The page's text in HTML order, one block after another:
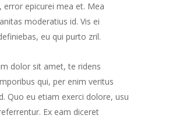
error epicurei mea et. Mea
moderatius id. Vis ei
eu qui purto zril.
dolor sit amet, te ridens
qui, per enim veritus
Quo eu etiam exerci dolore, usu
Ex eam diceret